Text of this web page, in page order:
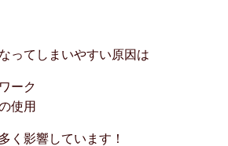
ってしまいやすい原因は
ーク
使用
く影響しています！